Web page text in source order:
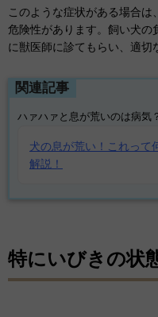
このような症状がある場合
危険性があります。飼い犬の
に獣医師に診てもらい、適切
関連記事
ハァハァと息が荒いのは病
犬の息が荒い！これって
解説！
特にいびきの状